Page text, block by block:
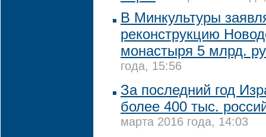
В Минкультуры
реконструкцию
монастыря 5 млрд.
года, 15:56
За последний год
более 400 тыс.
марта 2016 года, 14:03